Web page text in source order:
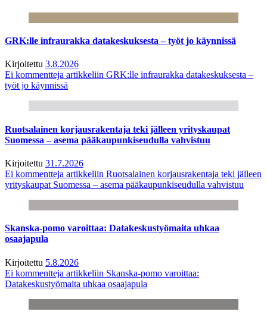
GRK:lle infraurakka datakeskuksesta – työt jo käynnissä
Kirjoitettu 3.8.2026
Ei kommentteja artikkeliin GRK:lle infraurakka datakeskuksesta –
työt jo käynnissä
Ruotsalainen korjausrakentaja teki jälleen yrityskaupat
Suomessa – asema pääkaupunkiseudulla vahvistuu
Kirjoitettu 31.7.2026
Ei kommentteja artikkeliin Ruotsalainen korjausrakentaja teki jälleen
yrityskaupat Suomessa – asema pääkaupunkiseudulla vahvistuu
Skanska-pomo varoittaa: Datakeskustyömaita uhkaa
osaajapula
Kirjoitettu 5.8.2026
Ei kommentteja artikkeliin Skanska-pomo varoittaa:
Datakeskustyömaita uhkaa osaajapula